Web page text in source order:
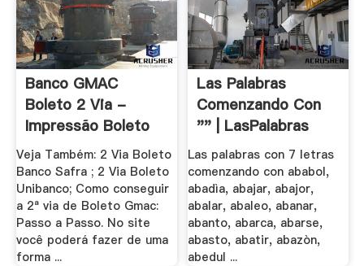
Banco GMAC
Boleto 2 Via -
Impressão Boleto
GMAC
Veja Também: 2 Via Boleto
Banco Safra ; 2 Via Boleto
Unibanco; Como conseguir
a 2ª via de Boleto Gmac:
Passo a Passo. No site
você poderá fazer de uma
forma ...
Las Palabras
Comenzando Con
"" | LasPalabras
Las palabras con 7 letras
comenzando con ababol,
abadìa, abajar, abajor,
abalar, abaleo, abanar,
abanto, abarca, abarse,
abasto, abatir, abazòn,
abedul ...